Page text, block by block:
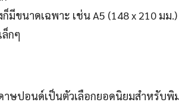
มีขนาดเฉพาะ เช่น A5 (148 x 210 ม
กๆ
าษปอนด์เป็นตัวเลือกยอดนิยมสำหรับพิ